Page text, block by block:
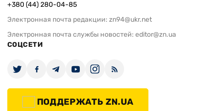
+380 (44) 280-04-85
Электронная почта редакции: zn94@ukr.net
Электронная почта службы новостей: editor@zn.ua
СОЦСЕТИ
ПОДДЕРЖАТЬ ZN.UA